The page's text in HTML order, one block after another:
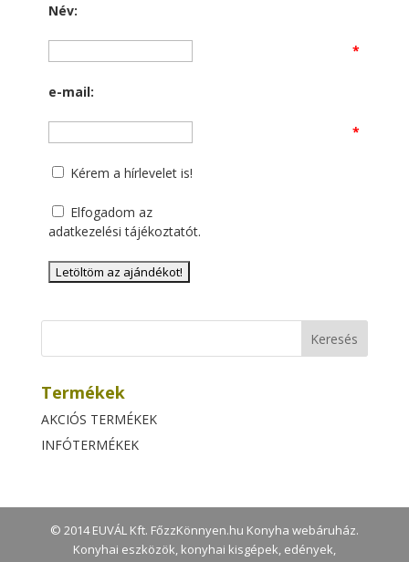
Név:
*
e-mail:
*
Kérem a hírlevelet is!
Elfogadom az
adatkezelési tájékoztatót.
Termékek
AKCIÓS TERMÉKEK
INFÓTERMÉKEK
© 2014 EUVÁL Kft. FőzzKönnyen.hu Konyha webáruház.
Konyhai eszközök, konyhai kisgépek, edények,